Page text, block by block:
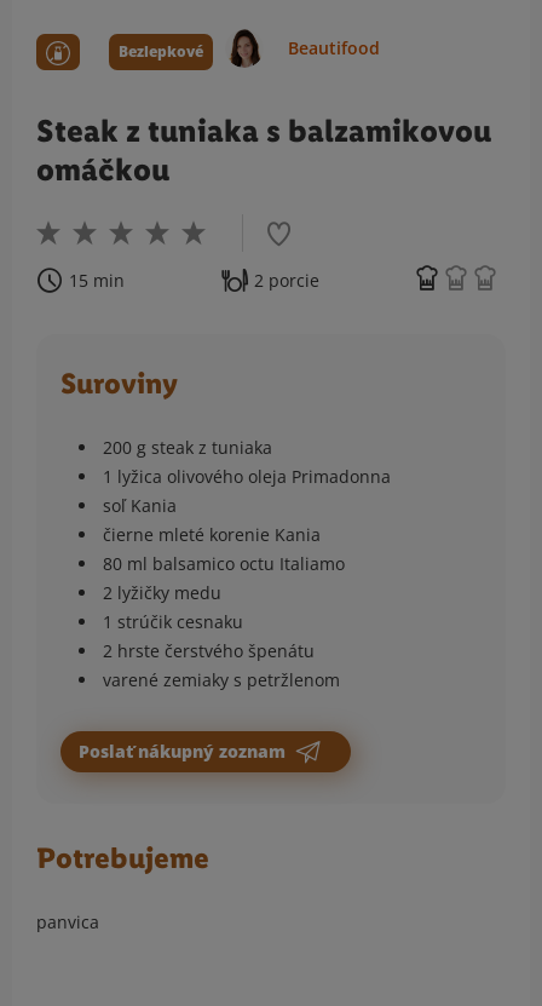
Bezlepkové Beautifood
Steak z tuniaka s balzamikovou
omáčkou
15 min 2 porcie
Suroviny
200 g steak z tuniaka
1 lyžica olivového oleja Primadonna
soľ Kania
čierne mleté korenie Kania
80 ml balsamico octu Italiamo
2 lyžičky medu
1 strúčik cesnaku
2 hrste čerstvého špenátu
varené zemiaky s petržlenom
Poslať nákupný zoznam
Potrebujeme
panvica